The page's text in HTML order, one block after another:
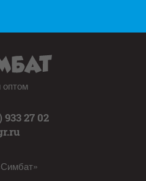
933 27 02